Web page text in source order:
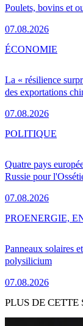
Poulets, bovins et
07.08.2026
La « résilience
des exportations
07.08.2026
ÉCONOMIE
Quatre pays
Russie pour
07.08.2026
POLITIQUE
Panneaux solaires
polysilicium
07.08.2026
PROENERGIE,
PLUS DE CETTE